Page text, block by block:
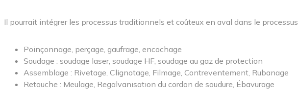
Il pourrait intégrer les processus traditionnels et coûteux en aval dans le
Poinçonnage, perçage, gaufrage, encochage
Soudage : soudage laser, soudage HF, soudage au gaz de protection
Assemblage : Rivetage, Clignotage, Filmage, Contreventement, Rubanage
Retouche : Meulage, Regalvanisation du cordon de soudure, Ébavurage